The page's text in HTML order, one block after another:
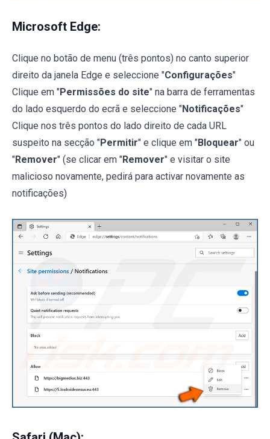
Microsoft Edge:
Clique no botão de menu (três pontos) no canto superior
direito da janela Edge e seleccione "Configurações"
Clique em "Permissões do site" na barra de ferramentas
do lado esquerdo do ecrã e seleccione "Notificações"
Clique nos três pontos do lado direito de cada URL
suspeito na secção "Permitir" e clique em "Bloquear" ou
"Remover" (se clicar em "Remover" e visitar o site
malicioso novamente, pedirá para activar novamente as
notificações)